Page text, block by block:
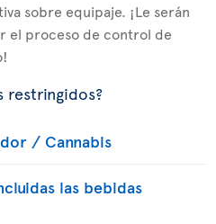
sobre equipaje. ¡Le serán
el proceso de control de
restringidos?
/ Cannabis
las bebidas